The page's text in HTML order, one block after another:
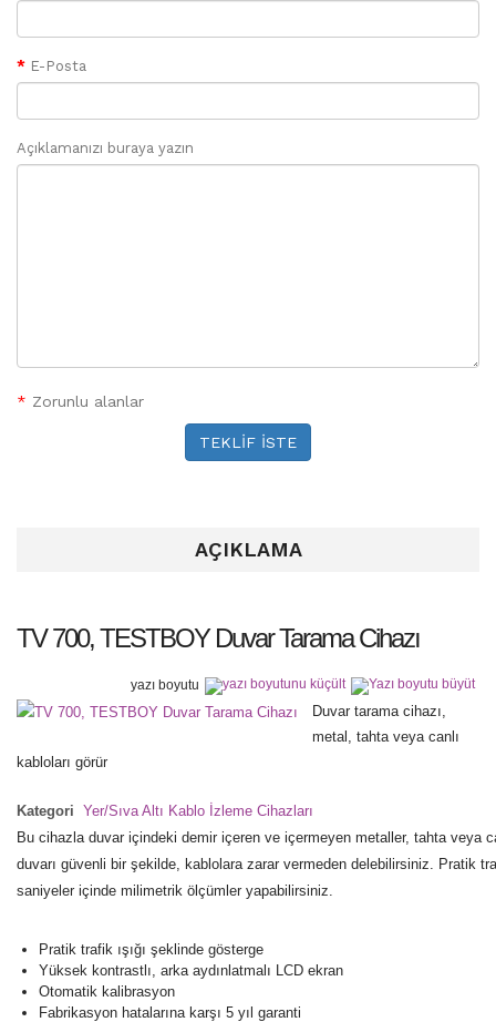
E-Posta
Açıklamanızı buraya yazın
* Zorunlu alanlar
TEKLİF İSTE
AÇIKLAMA
TV 700, TESTBOY Duvar Tarama Cihazı
yazı boyutu
Duvar tarama cihazı,
metal, tahta veya canlı
kabloları görür
Kategori Yer/Sıva Altı Kablo İzleme Cihazları
Bu cihazla duvar içindeki demir içeren ve içermeyen metaller, tahta veya
duvarı güvenli bir şekilde, kablolara zarar vermeden delebilirsiniz. Pratik
saniyeler içinde milimetrik ölçümler yapabilirsiniz.
Pratik trafik ışığı şeklinde gösterge
Yüksek kontrastlı, arka aydınlatmalı LCD ekran
Otomatik kalibrasyon
Fabrikasyon hatalarına karşı 5 yıl garanti